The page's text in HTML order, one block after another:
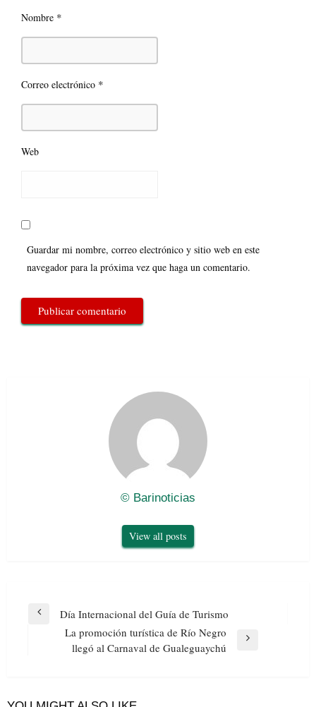
Nombre *
Correo electrónico *
Web
Guardar mi nombre, correo electrónico y sitio web en este
navegador para la próxima vez que haga un comentario.
© Barinoticias
View all posts
Navegación
entradas
PreviousDía Internacional del Guía de Turismo
La promoción turística de Río Negro
llegó al Carnaval de Gualeguaychú